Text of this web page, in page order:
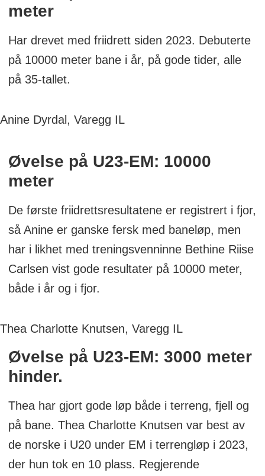
meter
Har drevet med friidrett siden 2023. Debuterte
på 10000 meter bane i år, på gode tider, alle
på 35-tallet.
Anine Dyrdal, Varegg IL
Øvelse på U23-EM: 10000
meter
De første friidrettsresultatene er registrert i fjor,
så Anine er ganske fersk med baneløp, men
har i likhet med treningsvenninne Bethine Riise
Carlsen vist gode resultater på 10000 meter,
både i år og i fjor.
Thea Charlotte Knutsen, Varegg IL
Øvelse på U23-EM: 3000 meter
hinder.
Thea har gjort gode løp både i terreng, fjell og
på bane. Thea Charlotte Knutsen var best av
de norske i U20 under EM i terrengløp i 2023,
der hun tok en 10 plass. Regjerende